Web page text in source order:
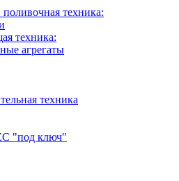
техника:
техника:
агрегаты
техника
"под ключ"